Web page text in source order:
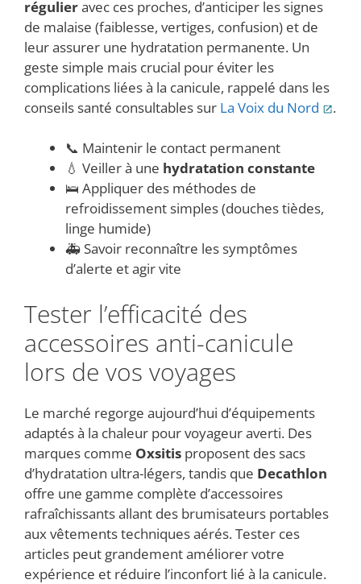
régulieravec ces proches, d’anticiper les signes
de malaise (faiblesse, vertiges, confusion) et de
leur assurer une hydratation permanente. Un
geste simple mais crucial pour éviter les
complications liées à la canicule, rappelé dans les
conseils santé consultables sur La Voix du Nord .
📞 Maintenir le contact permanent
💧 Veiller à une hydratation constante
🛌 Appliquer des méthodes de
refroidissement simples (douches tièdes,
linge humide)
🚑 Savoir reconnaître les symptômes
d’alerte et agir vite
Tester l’efficacité des
accessoires anti-canicule
lors de vos voyages
Le marché regorge aujourd’hui d’équipements
adaptés à la chaleur pour voyageur averti. Des
marques comme Oxsitis proposent des sacs
d’hydratation ultra-légers, tandis que Decathlon
offre une gamme complète d’accessoires
rafraîchissants allant des brumisateurs portables
aux vêtements techniques aérés. Tester ces
articles peut grandement améliorer votre
expérience et réduire l’inconfort lié à la canicule.